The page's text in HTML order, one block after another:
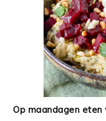
Op maandagen eten